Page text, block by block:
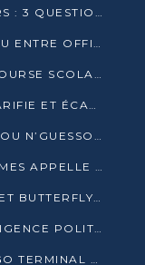
ÉLECTION PRÉSIDENTIELLE DE MARS : 3 QUESTIONS À UN EXPERT CONGOLAIS DE LA CYBERSÉCURITÉ
JOSEPH KIGNOUMBI KIA MBOUNGOU ENTRE OFFICIELLEMENT EN COURSE POUR LA PRÉSIDENTIELLE
ÉDUCATION : LA FCRM LANCE LA BOURSE SCOLAIRE FRANCINE-NTOUMI POUR PROMOUVOIR LES FILIÈRES SCIENTIFIQUES
PRÉSIDENTIELLE 2026 : LE CNR CLARIFIE ET ÉCARTE LA CANDIDATURE DU PASTEUR NTUMI
PRÉSIDENTIELLE 2026 : DENIS SASSOU N’GUESSO ANNONCE OFFICIELLEMENT SA CANDIDATURE
ENSEIGNEMENT SUPÉRIEUR : LE CAMES APPELLE À UNE UNIVERSITÉ AFRICAINE AXÉE SUR L’EMPLOYABILITÉ
BRAZZAVILLE : WIKIPÉDIA CONGO ET BUTTERFLY SCELLENT UN PARTENARIAT POUR STRUCTURER LE BÉNÉVOLAT NUMÉRIQUE
GOUVERNER PAR LA PREUVE : L’EXIGENCE POLITIQUE DU XXIᵉ SIÈCLE
EMPLOYABILITÉ DES JEUNES :CONGO TERMINAL S’ALLIE À L’ESCIC POUR RAPPROCHER L’ÉCOLE DU TERRAIN